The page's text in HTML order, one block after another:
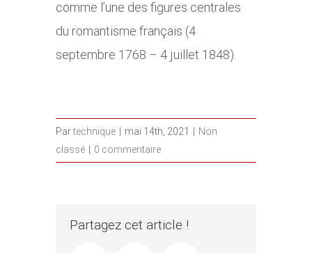
comme l’une des figures centrales
du romantisme français (4
septembre 1768 – 4 juillet 1848).
Partechnique mai 14th, 2021
Non
classé
0 commentaire
Partagez cet article !